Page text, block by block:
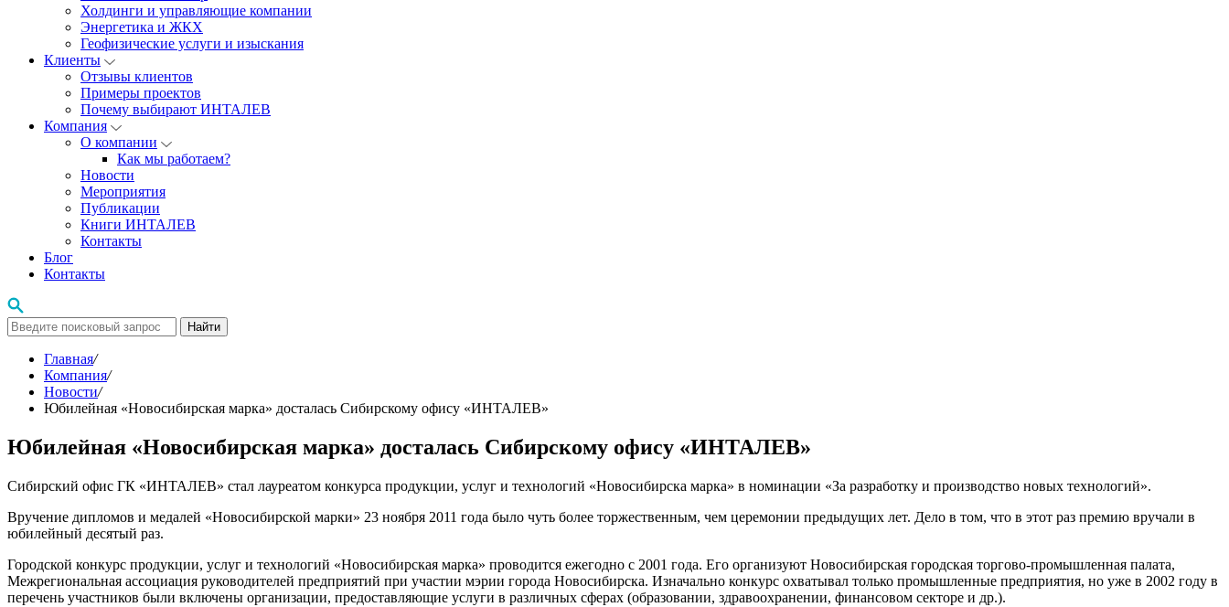
Холдинги и управляющие компании
Энергетика и ЖКХ
Геофизические услуги и изыскания
Клиенты
Отзывы клиентов
Примеры проектов
Почему выбирают ИНТАЛЕВ
Компания
О компании
Как мы работаем?
Новости
Мероприятия
Публикации
Книги ИНТАЛЕВ
Контакты
Блог
Контакты
Найти
Главная/
Компания/
Новости/
Юбилейная «Новосибирская марка» досталась Сибирскому офису «ИНТАЛЕВ»
Юбилейная «Новосибирская марка» досталась Сибирскому офису «ИНТАЛЕВ»
Сибирский офис ГК «ИНТАЛЕВ» стал лауреатом конкурса продукции, услуг и технологий «Новосибирска марка» в номинации «За разработку и производство новых технологий».
Вручение дипломов и медалей «Новосибирской марки» 23 ноября 2011 года было чуть более торжественным, чем церемонии предыдущих лет. Дело в том, что в этот раз премию вручали в
юбилейный десятый раз.
Городской конкурс продукции, услуг и технологий «Новосибирская марка» проводится ежегодно с 2001 года. Его организуют Новосибирская городская торгово-промышленная палата,
Межрегиональная ассоциация руководителей предприятий при участии мэрии города Новосибирска. Изначально конкурс охватывал только промышленные предприятия, но уже в 2002 году в
перечень участников были включены организации, предоставляющие услуги в различных сферах (образовании, здравоохранении, финансовом секторе и др.).